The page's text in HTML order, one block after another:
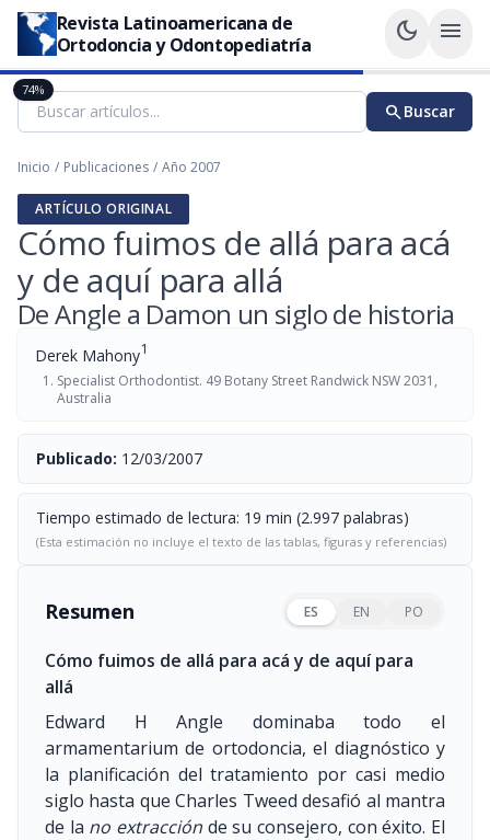
Revista Latinoamericana de
Ortodoncia y Odontopediatría
dark_mode menu
searchBuscar
Inicio / Publicaciones / Año 2007
ARTÍCULO ORIGINAL
Cómo fuimos de allá para acá
y de aquí para allá
De Angle a Damon un siglo de historia
Derek Mahony1
Specialist Orthodontist. 49 Botany Street Randwick NSW 2031,
Australia
Publicado: 12/03/2007
Tiempo estimado de lectura: 19 min (2.997 palabras)
(Esta estimación no incluye el texto de las tablas, figuras y referencias)
Resumen ES EN PO
Cómo fuimos de allá para acá y de aquí para
allá
Edward H Angle dominaba todo el
armamentarium de ortodoncia, el diagnóstico y
la planificación del tratamiento por casi medio
siglo hasta que Charles Tweed desafió al mantra
de la no extracción de su consejero, con éxito. El
74%